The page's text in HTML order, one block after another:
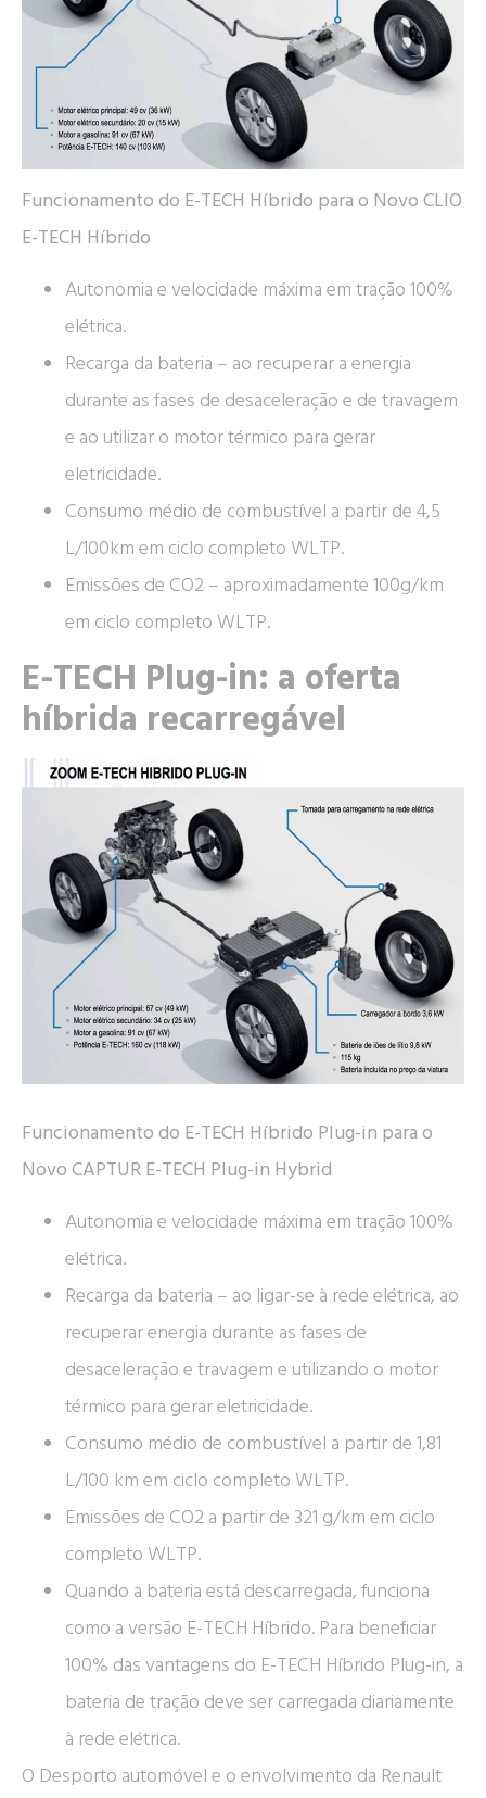
Funcionamento do E-TECH Híbrido para o Novo CLIO
E-TECH Híbrido
Autonomia e velocidade máxima em tração 100%
elétrica.
Recarga da bateria – ao recuperar a energia
durante as fases de desaceleração e de travagem
e ao utilizar o motor térmico para gerar
eletricidade.
Consumo médio de combustível a partir de 4,5
L/100km em ciclo completo WLTP.
Emissões de CO2 – aproximadamente 100g/km
em ciclo completo WLTP.
E-TECH Plug-in: a oferta
híbrida recarregável
Funcionamento do E-TECH Híbrido Plug-in para o
Novo CAPTUR E-TECH Plug-in Hybrid
Autonomia e velocidade máxima em tração 100%
elétrica.
Recarga da bateria – ao ligar-se à rede elétrica, ao
recuperar energia durante as fases de
desaceleração e travagem e utilizando o motor
térmico para gerar eletricidade.
Consumo médio de combustível a partir de 1,81
L/100 km em ciclo completo WLTP.
Emissões de CO2 a partir de 321 g/km em ciclo
completo WLTP.
Quando a bateria está descarregada, funciona
como a versão E-TECH Híbrido. Para beneficiar
100% das vantagens do E-TECH Híbrido Plug-in, a
bateria de tração deve ser carregada diariamente
à rede elétrica.
O Desporto automóvel e o envolvimento da Renault